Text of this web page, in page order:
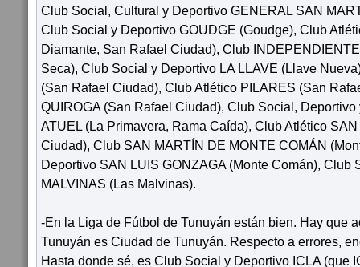
Club Social, Cultural y Deportivo GENERAL SAN
Club Social y Deportivo GOUDGE (Goudge), Club
Diamante, San Rafael Ciudad), Club
Seca), Club Social y Deportivo LA LLAVE (Llave
(San Rafael Ciudad), Club Atlético PILARES (San
QUIROGA (San Rafael Ciudad), Club Social,
ATUEL (La Primavera, Rama Caída), Club Atlético
Ciudad), Club SAN MARTÍN DE MONTE COMÁN
Deportivo SAN LUIS GONZAGA (Monte Comán), Club
MALVINAS (Las Malvinas).
-En la Liga de Fútbol de Tunuyán están bien. Hay que
Tunuyán es Ciudad de Tunuyán. Respecto a errores,
Hasta donde sé, es Club Social y Deportivo ICLA (que